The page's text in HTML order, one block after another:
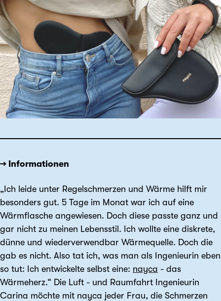
→ Informationen
„Ich leide unter Regelschmerzen und Wärme hilft mir
besonders gut. 5 Tage im Monat war ich auf eine
Wärmflasche angewiesen. Doch diese passte ganz und
gar nicht zu meinen Lebensstil. Ich wollte eine diskrete,
dünne und wiederverwendbar Wärmequelle. Doch die
gab es nicht. Also tat ich, was man als Ingenieurin eben
so tut: Ich entwickelte selbst eine: nayca - das
Wärmeherz.“ Die Luft - und Raumfahrt Ingenieurin
Carina möchte mit nayca jeder Frau, die Schmerzen